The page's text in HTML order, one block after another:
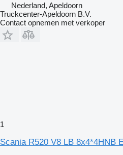
Nederland, Apeldoorn
Truckcenter-Apeldoorn B.V.
Contact opnemen met verkoper
1
Scania R520 V8 LB 8x4*4HNB